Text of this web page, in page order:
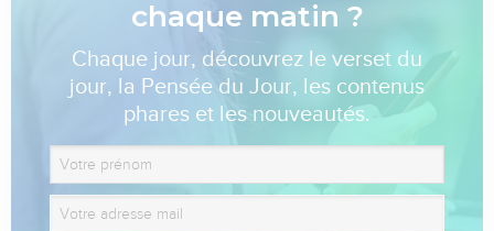
chaque matin ?
Chaque jour, découvrez le verset du
jour, la Pensée du Jour, les contenus
phares et les nouveautés.